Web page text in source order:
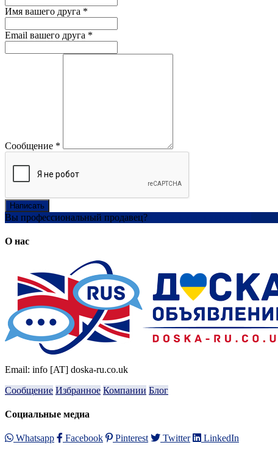
Имя вашего друга *
Email вашего друга *
Сообщение *
Написать
Вы профессиональный продавец?
О нас
Email: info [AT] doska-ru.co.uk
Сообщение Избранное Компании Блог
Социальные медиа
Whatsapp Facebook Pinterest Twitter LinkedIn